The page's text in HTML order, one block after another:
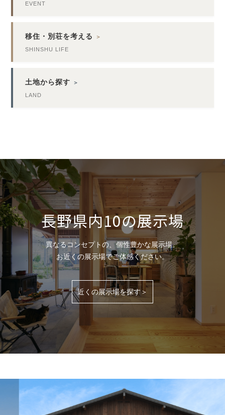
EVENT
移住・別荘を考える ＞
SHINSHU LIFE
土地から探す ＞
LAND
長野県内10の展示場
異なるコンセプトの、個性豊かな展示場。
お近くの展示場でご体感ください。
近くの展示場を探す＞